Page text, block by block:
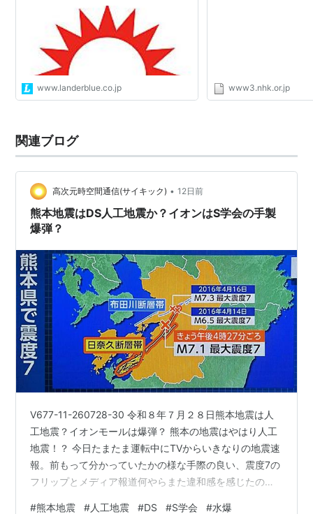
www.landerblue.co.jp www3.nhk.or.jp
関連ブログ
高次元時空間通信(サイキック) • 12日前
熊本地震はDS人工地震か？イオンはS学会の手製
爆弾？
V677-11-260728-30 令和８年７月２８日熊本地震は人
工地震？イオンモールは爆弾？ 熊本の地震はやはり人工
地震！？ 今日たまたま運転中にTVからいきなりの地震速
報。前もって分かっていたかの様な手際の良い、震度7の
フリップとメディア報道何やらまた違和感を感じたので
#熊本地震 #人工地震 #DS #S学会 #水爆